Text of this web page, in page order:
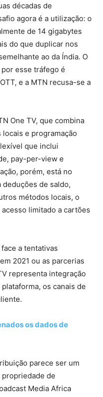
décadas de
agora é a utilização: o
de 14 gigabytes
do que duplicar nos
ao da Índia. O
esse tráfego é
e a MTN recusa-se a
One TV, que combina
e programação
que inclui
pay-per-view e
porém, está no
deduções de saldo,
métodos locais, o
limitado a cartões
a tentativas
2021 ou as parcerias
representa integração
os canais de
os dados de
parece ser um
de
Media Africa